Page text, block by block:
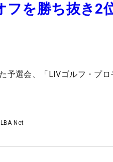
フを勝ち抜き
予選会、「LIVゴルフ・プ
Net